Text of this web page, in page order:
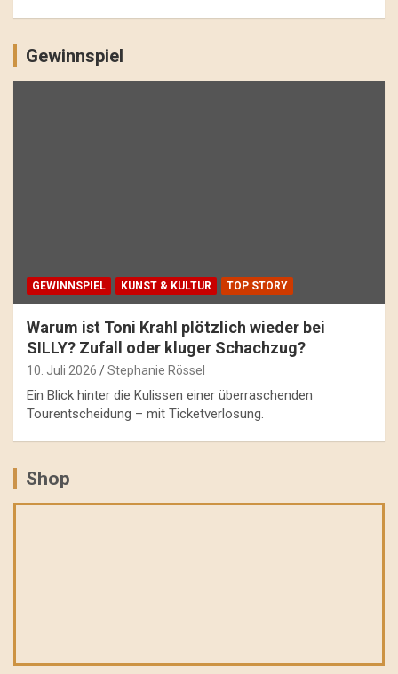
Gewinnspiel
GEWINNSPIEL KUNST & KULTUR TOP STORY
Warum ist Toni Krahl plötzlich wieder bei
SILLY? Zufall oder kluger Schachzug?
10. Juli 2026 Stephanie Rössel
Ein Blick hinter die Kulissen einer überraschenden
Tourentscheidung – mit Ticketverlosung.
Shop